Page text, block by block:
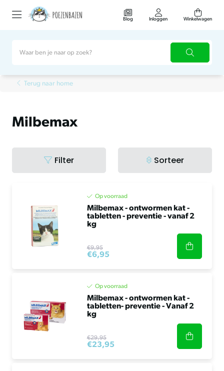
Blog Inloggen Winkelwagen
Terug naar home
Milbemax
Filter Sorteer
Op voorraad
Milbemax - ontwormen kat -
tabletten - preventie - vanaf 2
kg
€9,95
€6,95
Op voorraad
Milbemax - ontwormen kat -
tabletten- preventie - Vanaf 2
kg
€29,95
€23,95